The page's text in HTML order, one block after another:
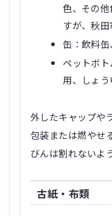
色、その
すが、秋田
缶：飲料
ペットボ
用、しょ
外したキャップや
包装または燃やせ
びんは割れないよ
古紙・布類